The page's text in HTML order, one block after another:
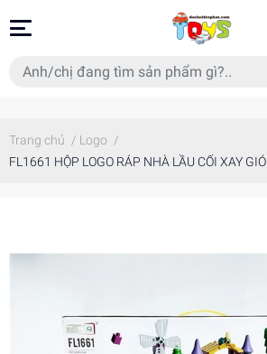
Trang chủ / Logo /
FL1661 HỘP LOGO RÁP NHÀ LẦU CỐI XAY